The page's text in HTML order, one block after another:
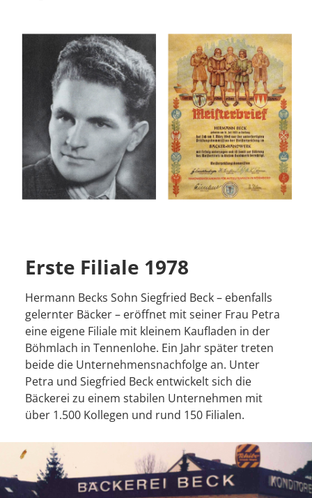
Erste Filiale 1978
Hermann Becks Sohn Siegfried Beck – ebenfalls
gelernter Bäcker – eröffnet mit seiner Frau Petra
eine eigene Filiale mit kleinem Kaufladen in der
Böhmlach in Tennenlohe. Ein Jahr später treten
beide die Unternehmensnachfolge an. Unter
Petra und Siegfried Beck entwickelt sich die
Bäckerei zu einem stabilen Unternehmen mit
über 1.500 Kollegen und rund 150 Filialen.